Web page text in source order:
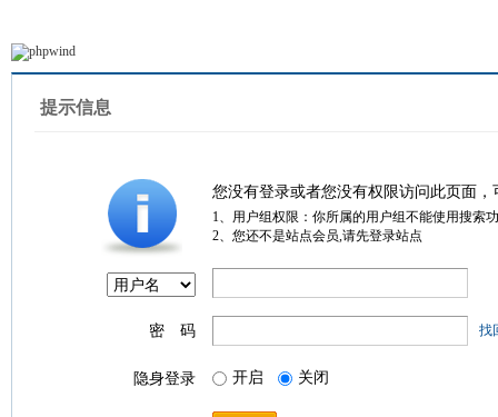
提示信息
您没有登录或者您没有权限访问此页面
1、用户组权限：你所属的用户组不能使用搜索
2、您还不是站点会员,请先登录站点
密 码 找
隐身登录 开启 关闭